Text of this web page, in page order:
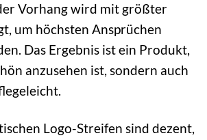
Vorhang wird mit größter
um höchsten Ansprüchen
Das Ergebnis ist ein Produkt,
anzusehen ist, sondern auch
Logo-Streifen sind dezent,